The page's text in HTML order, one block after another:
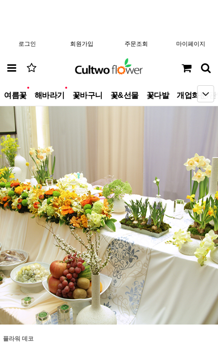
로그인 회원가입 주문조회 마이페이지
여름꽃 해바라기 꽃바구니 꽃&선물 꽃다발 개업화분/
플라워 데코